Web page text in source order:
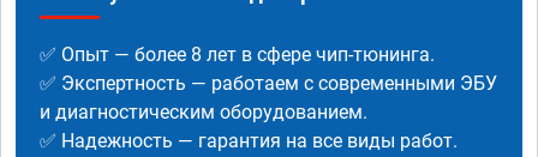
✅ Опыт — более 8 лет в сфере чип-тюнинга.
✅ Экспертность — работаем с современными ЭБУ
и диагностическим оборудованием.
✅ Надежность — гарантия на все виды работ.